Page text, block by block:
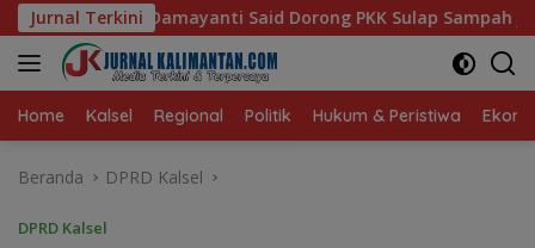
Langsung
ke
konten
Jurnal Terkini
PKK Sulap Sampah Jadi Sumber Penghasilan
Home Kalsel Regional Politik Hukum & Peristiwa
Beranda DPRD Kalsel
DPRD Kalsel